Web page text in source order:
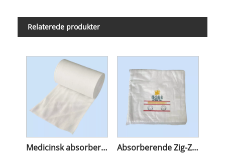
Relaterede produkter
Medicinsk absorberende hydrofil gazerulle Absorberende Zig-Zag Gaze i bomuld